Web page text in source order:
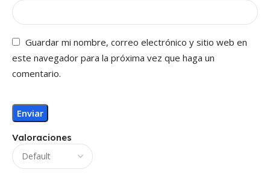
Valoraciones
Guardar mi nombre, correo electrónico y sitio web en
este navegador para la próxima vez que haga un
comentario.